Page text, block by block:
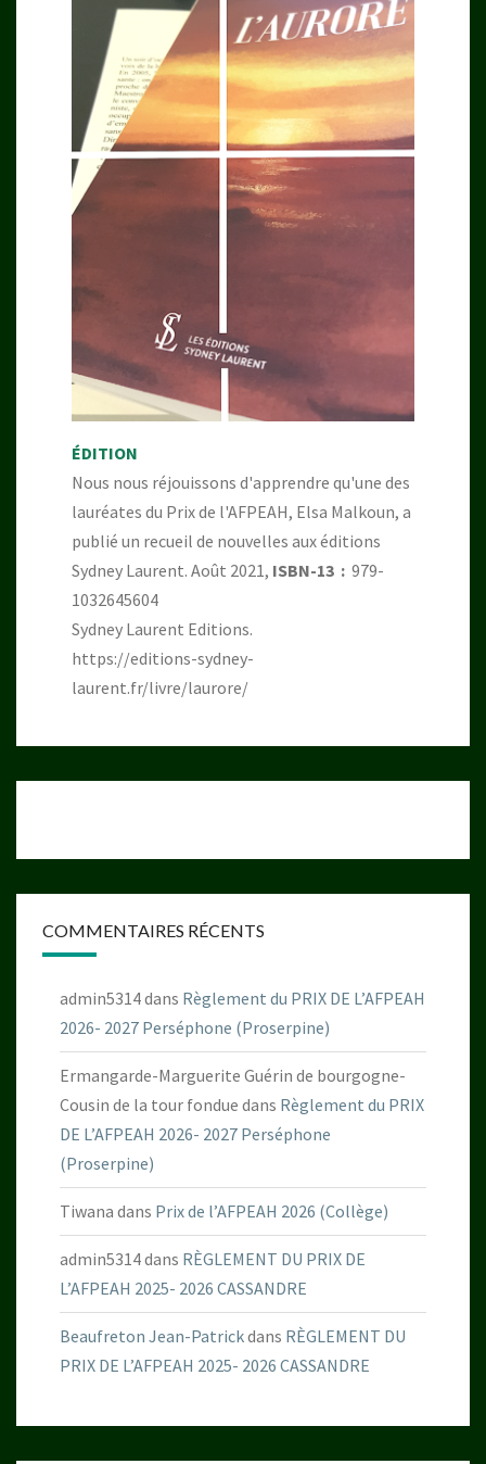
ÉDITION
Nous nous réjouissons d'apprendre qu'une des
lauréates du Prix de l'AFPEAH, Elsa Malkoun, a
publié un recueil de nouvelles aux éditions
Sydney Laurent. Août 2021,
ISBN-13 ‏ : ‎ 979-
1032645604
Sydney Laurent Editions.
https://editions-sydney-
laurent.fr/livre/laurore/
COMMENTAIRES RÉCENTS
admin5314dans Règlement du PRIX DE L’AFPEAH
2026- 2027 Perséphone (Proserpine)
Ermangarde-Marguerite Guérin de bourgogne-
Cousin de la tour fondue dans Règlement du PRIX
DE L’AFPEAH 2026- 2027 Perséphone
(Proserpine)
Tiwana dans Prix de l’AFPEAH 2026 (Collège)
admin5314dans RÈGLEMENT DU PRIX DE
L’AFPEAH 2025- 2026 CASSANDRE
Beaufreton Jean-Patrickdans RÈGLEMENT DU
PRIX DE L’AFPEAH 2025- 2026 CASSANDRE